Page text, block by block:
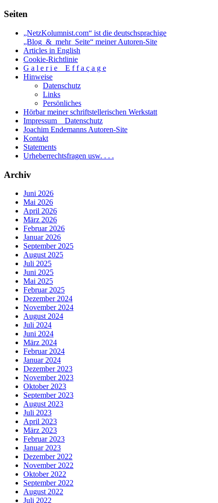
Seiten
„NetzKolumnist.com“ ist die deutschsprachige
„Blog_&_mehr_Seite“ meiner Autoren-Site
Articles in English
Cookie-Richtlinie
G a l e r i e _ E f f a ç a g e
Hinweise
Datenschutz
Links
Persönliches
Hörbar meiner schriftstellerischen Werkstatt
Impressum _ Datenschutz
Joachim Endemanns Autoren-Site
Kontakt
Statements
Urheberrechtsfragen usw. . . .
Archiv
Juni 2026
Mai 2026
April 2026
März 2026
Februar 2026
Januar 2026
September 2025
August 2025
Juli 2025
Juni 2025
Mai 2025
Februar 2025
Dezember 2024
November 2024
August 2024
Juli 2024
Juni 2024
März 2024
Februar 2024
Januar 2024
Dezember 2023
November 2023
Oktober 2023
September 2023
August 2023
Juli 2023
April 2023
März 2023
Februar 2023
Januar 2023
Dezember 2022
November 2022
Oktober 2022
September 2022
August 2022
Juli 2022